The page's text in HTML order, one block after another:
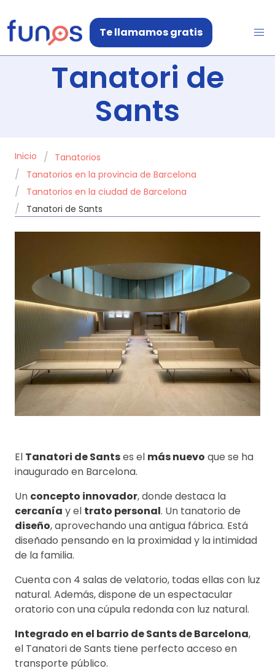
Te llamamos gratis
Tanatori de
Sants
Inicio
Tanatorios
Tanatorios en la provincia de Barcelona
Tanatorios en la ciudad de Barcelona
Tanatori de Sants
El Tanatori de Santses el más nuevo que se ha
inaugurado en Barcelona.
Un concepto innovador, donde destaca la
cercanía y el trato personal. Un tanatorio de
diseño, aprovechando una antigua fábrica. Está
diseñado pensando en la proximidad y la intimidad
de la familia.
Cuenta con 4 salas de velatorio, todas ellas con luz
natural. Además, dispone de un espectacular
oratorio con una cúpula redonda con luz natural.
Integrado en el barrio de Sants de Barcelona,
el Tanatori de Sants tiene perfecto acceso en
transporte público.